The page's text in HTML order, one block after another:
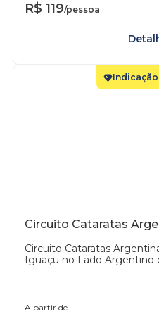
R$ 119/pessoa
Indicação
Circuito Cataratas
Circuito Cataratas
Iguaçu no Lado Argentino
A partir de